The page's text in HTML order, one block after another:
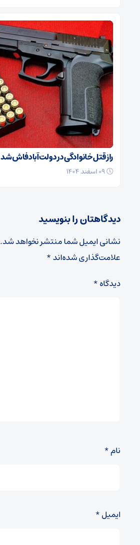
راز قتل خانوادگی در دولت‌آباد فاش شد
دیدگاهتان را بنویسید
نشانی ایمیل شما منتشر نخواهد شد.
علامت‌گذاری شده‌اند*
دیدگاه*
نام*
ایمیل*